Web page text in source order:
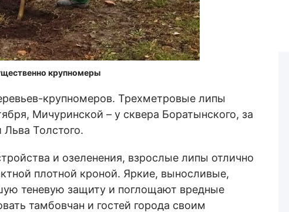
крупномеры
крупномеров. Трехметровые липы
Мичуринской – у сквера Боратынского, за
Толстого.
и озеленения, взрослые липы отлично
плотной кроной. Яркие, выносливые,
теневую защиту и поглощают вредные
тамбовчан и гостей города своим